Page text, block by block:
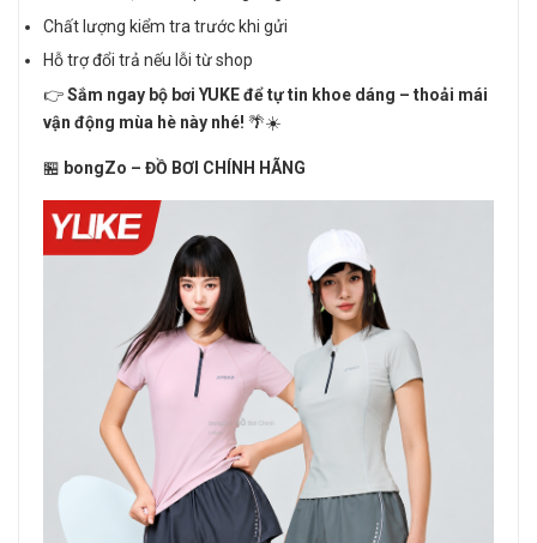
Chất lượng kiểm tra trước khi gửi
Hỗ trợ đổi trả nếu lỗi từ shop
👉Sắm ngay bộ bơi YUKE để tự tin khoe dáng – thoải mái
vận động mùa hè này nhé! 🌴☀️
🏪 bongZo – ĐỒ BƠI CHÍNH HÃNG